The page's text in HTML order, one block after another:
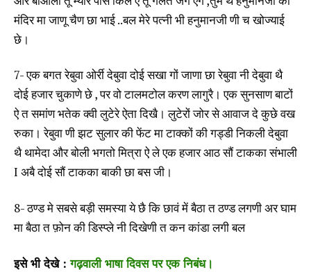
मंदिर मा जाणू चैण छा भाई ..बल मेरे पत्नी भी हनुमानजी णी च खोज्याई
छे।
7- एक बगत रेबुवा ओर्री देबुवा दोई सखा गों जाणा छा रेबुवा नी देबुवा थै
दोई हजार चुकाणे छे , पर वो टालमटोल करण लागुरै। एक सुनसाण बाटों
ऐ त समांण भतेक क्वी लुटेरे ऐता दिखै। लुटेरों जोर से आवाज दे कुछे वख
रुका। रेबुवा णी झट सुलार की फेंट मा टाक्कों की गड्‍डी निकली देबुवा
थै थामेदा और बोली भगतो मित्रा ऐ ले एक हजार आठ सौं टाकका संभाली
I अबै दोई सौं टाकका बाकी छा बस जी।
8- ठण्ड मे सबसे बड़ी समस्या ये छै कि छावं में बैठा त ठण्ड लगणी अर घाम
मा बैठा त फ़ोन की डिस्प्ले नी दिखेणी त कन कांडा लगी बल
इसे भी देखे :गढ़वाली भाषा दिवस पर एक निबंध।